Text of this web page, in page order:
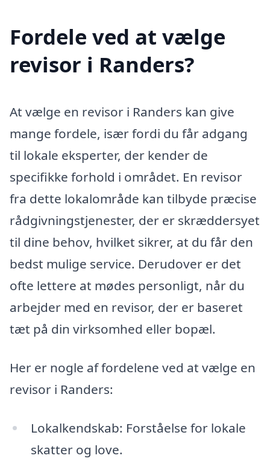
Fordele ved at vælge
revisor i Randers?
At vælge en revisor i Randers kan give
mange fordele, især fordi du får adgang
til lokale eksperter, der kender de
specifikke forhold i området. En revisor
fra dette lokalområde kan tilbyde præcise
rådgivningstjenester, der er skræddersyet
til dine behov, hvilket sikrer, at du får den
bedst mulige service. Derudover er det
ofte lettere at mødes personligt, når du
arbejder med en revisor, der er baseret
tæt på din virksomhed eller bopæl.
Her er nogle af fordelene ved at vælge en
revisor i Randers:
Lokalkendskab: Forståelse for lokale
skatter og love.